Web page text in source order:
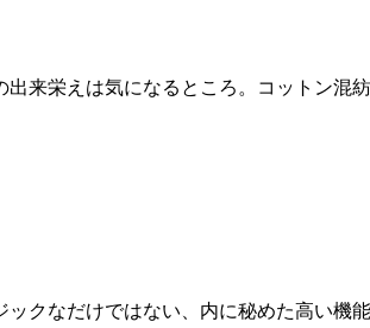
来栄えは気になるところ。コットン混
クなだけではない、内に秘めた高い機